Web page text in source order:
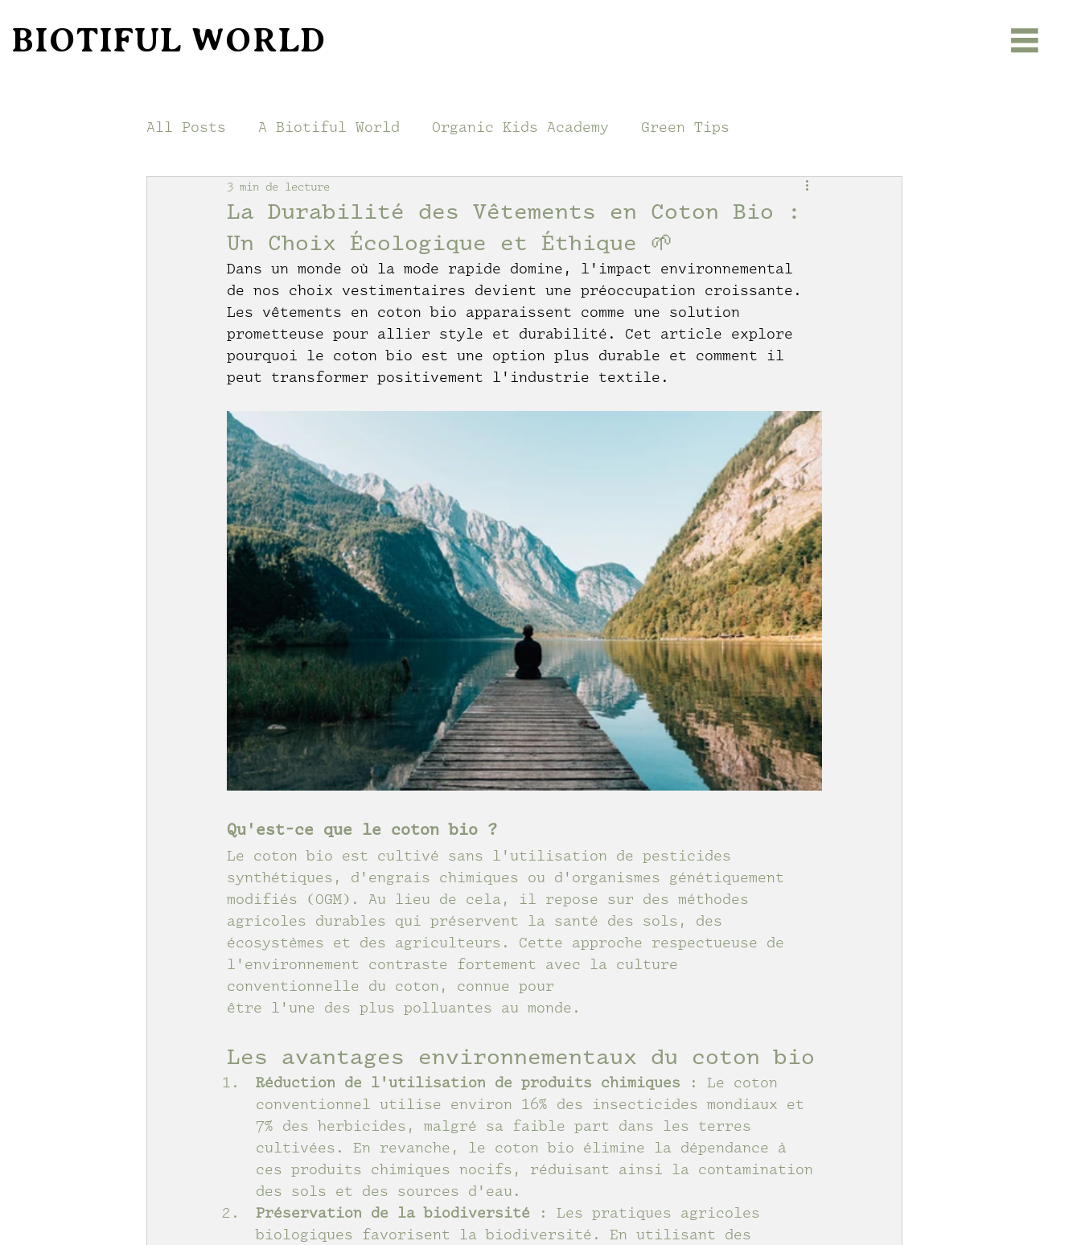
BIOTIFUL WORLD
All Posts A Biotiful World Organic Kids Academy Green Tips
La Durabilité des Vêtements en Coton Bio :
Un Choix Écologique et Éthique 🌱
3 min de lecture
Dans un monde où la mode rapide domine, l'impact environnemental
de nos choix vestimentaires devient une préoccupation croissante.
Les vêtements en coton bio apparaissent comme une solution
prometteuse pour allier style et durabilité. Cet article explore
pourquoi le coton bio est une option plus durable et comment il
peut transformer positivement l'industrie textile.
Qu'est-ce que le coton bio ?
Le coton bio est cultivé sans l'utilisation de pesticides
synthétiques, d'engrais chimiques ou d'organismes génétiquement
modifiés (OGM). Au lieu de cela, il repose sur des méthodes
agricoles durables qui préservent la santé des sols, des
écosystèmes et des agriculteurs. Cette approche respectueuse de
l'environnement contraste fortement avec la culture
conventionnelle du coton, connue pour
être l'une des plus polluantes au monde.
Les avantages environnementaux du coton bio
Réduction de l'utilisation de produits chimiques : Le coton
conventionnel utilise environ 16% des insecticides mondiaux et
7% des herbicides, malgré sa faible part dans les terres
cultivées. En revanche, le coton bio élimine la dépendance à
ces produits chimiques nocifs, réduisant ainsi la contamination
des sols et des sources d'eau.
Préservation de la biodiversité : Les pratiques agricoles
biologiques favorisent la biodiversité. En utilisant des